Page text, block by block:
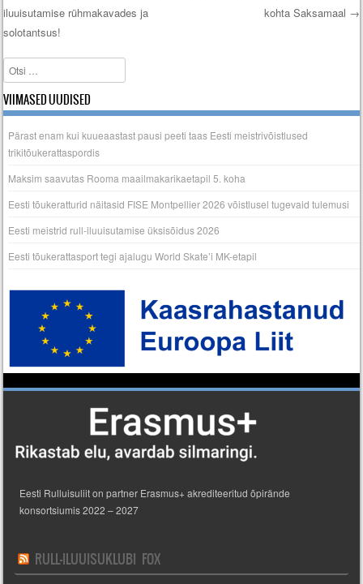
Post navigation
iluuisutamise rühmakavades ja
solotantsus!
kohta Saksamaal →
Search
VIIMASED UUDISED
Pärast enam kui kuueaastast pausi peeti taas Eesti meistrivõistlused
trikitõukerattaspordis
Maksim saavutas Rooma maailmakarikaetapil 5. koha
Eesti tõukeratturid näitasid FISE Montpellier 2026 võistlusel tugevaid tulemusi
Eesti meistrid rull-iluuisutamise üksisõidus 2026
Eesti tõukerattasport tegi ajalugu World Skate’i MK-etapil
Eesti Rulluisuliit on partner Erasmus+ akrediteeritud õpirände
konsortsiumis 2022 – 2027
RULL-ILUUISUKLUBI FOX